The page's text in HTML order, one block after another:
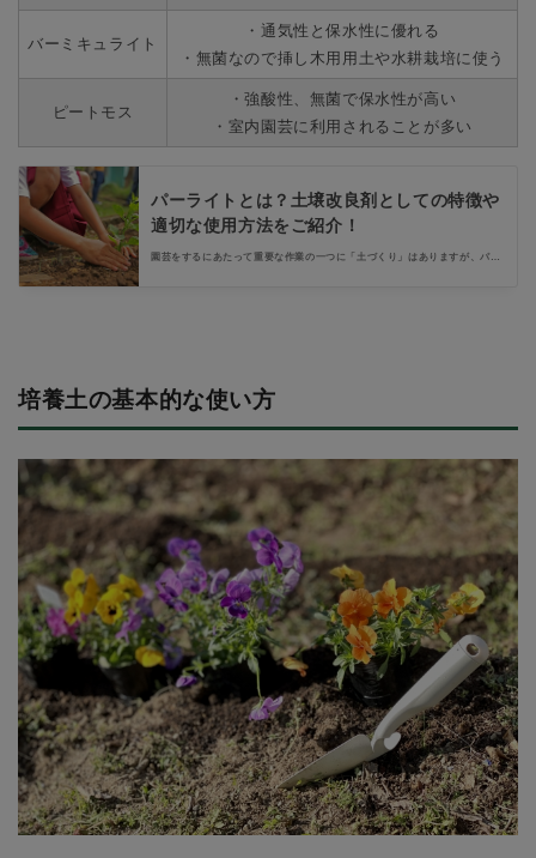
バーミキュライト
・通気性と保水性に優れる
・無菌なので挿し木用用土や水耕栽培に使う
ピートモス
・強酸性、無菌で保水性が高い
・室内園芸に利用されることが多い
パーライトとは？土壌改良剤としての特徴や
適切な使用方法をご紹介！
園芸をするにあたって重要な作業の一つに「土づくり」はありますが、パー
培養土の基本的な使い方